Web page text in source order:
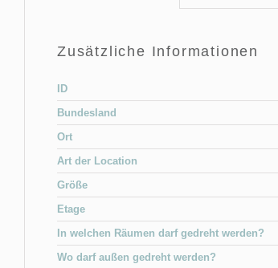
Zusätzliche Informationen
ID
Bundesland
Ort
Art der Location
Größe
Etage
In welchen Räumen darf gedreht werden?
Wo darf außen gedreht werden?